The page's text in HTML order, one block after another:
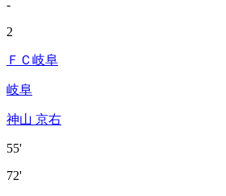
-
2
ＦＣ岐阜
岐阜
神山 京右
55'
72'